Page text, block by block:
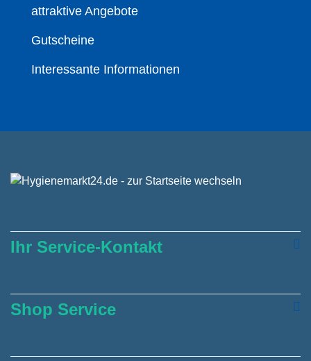
attraktive Angebote
Gutscheine
Interessante Informationen
Ihr Service-Kontakt
Shop Service